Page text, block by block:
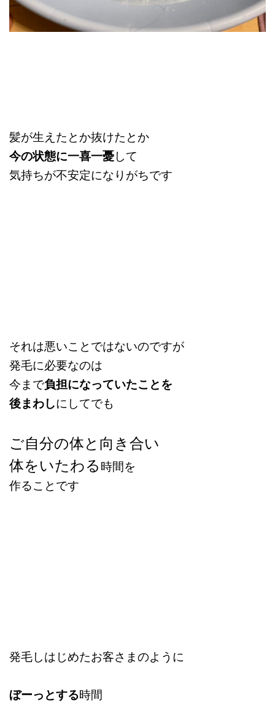
髪が生えたとか抜けたとか
今の状態に一喜一憂して
気持ちが不安定になりがちです
それは悪いことではないのですが
発毛に必要なのは
今まで負担になっていたことを
後まわしにしてでも
ご自分の体と向き合い
体をいたわる時間を
作ることです
発毛しはじめたお客さまのように
ぼーっとする時間